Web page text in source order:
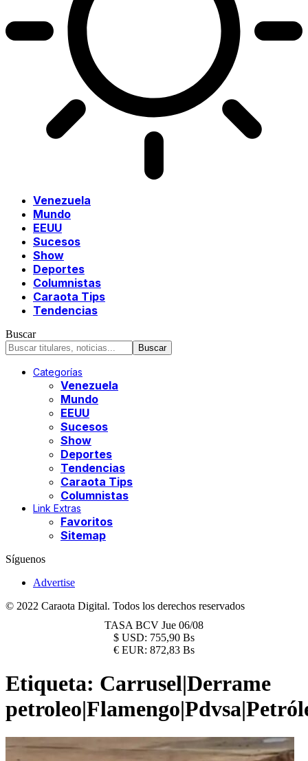
Venezuela
Mundo
EEUU
Sucesos
Show
Deportes
Columnistas
Caraota Tips
Tendencias
Buscar
Categorías
Venezuela
Mundo
EEUU
Sucesos
Show
Deportes
Tendencias
Caraota Tips
Columnistas
Link Extras
Favoritos
Sitemap
Síguenos
Advertise
© 2022 Caraota Digital. Todos los derechos reservados
TASA BCV Jue 06/08
$ USD: 755,90 Bs
€ EUR: 872,83 Bs
Etiqueta: Carrusel|Derrame